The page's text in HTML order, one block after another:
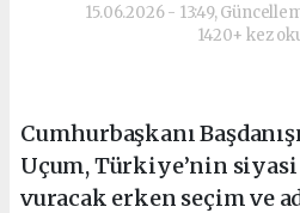
15.06.2026 - 13:49,
1420+ kez
Cumhurbaşkanı
Uçum, Türkiye’nin
vuracak erken seçim ve